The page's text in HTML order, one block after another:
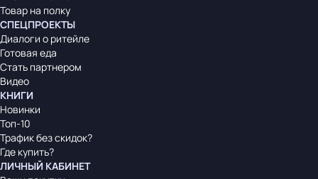
Товар на полку
СПЕЦПРОЕКТЫ
Диалоги о ритейле
Готовая еда
Стать партнером
Видео
КНИГИ
Новинки
Топ-10
Трафик без скидок?
Где купить?
ЛИЧНЫЙ КАБИНЕТ